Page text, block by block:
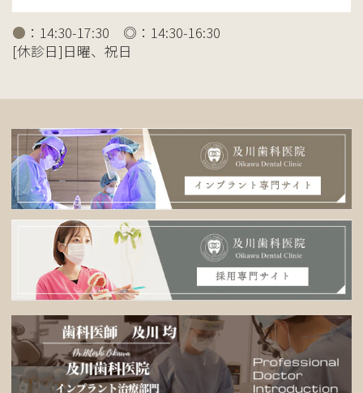
● ：14:30-17:30 ◎：14:30-16:30
[休診日]日曜、祝日